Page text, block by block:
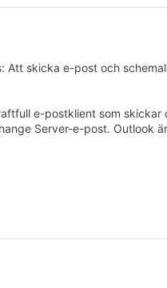
Att skicka e-post och
e-postklient som skickar
Server-e-post. Outlook